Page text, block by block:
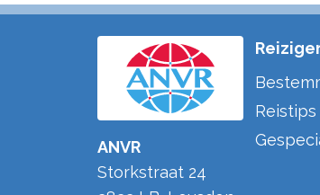
ANVR
Storkstraat 24
Reistips